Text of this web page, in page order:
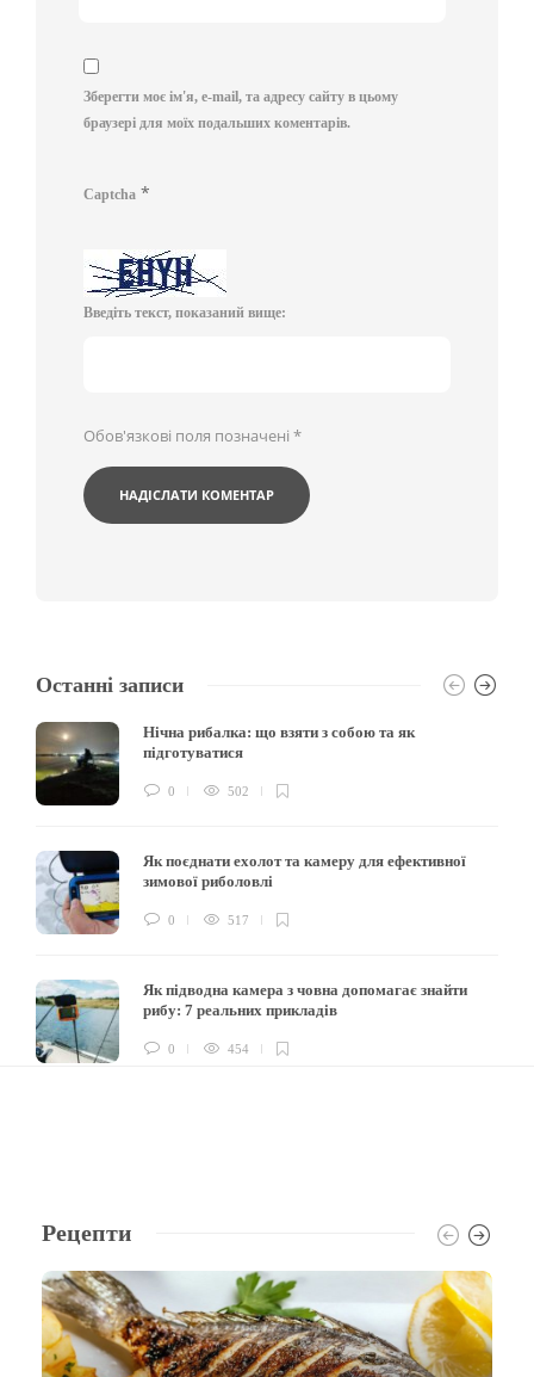
Зберегти моє ім'я, e-mail, та адресу сайту в цьому
браузері для моїх подальших коментарів.
Captcha *
Введіть текст, показаний вище:
Обов'язкові поля позначені *
Останні записи
Нічна рибалка: що взяти з собою та як
підготуватися
0 502
Як поєднати ехолот та камеру для ефективної
зимової риболовлі
0 517
Як підводна камера з човна допомагає знайти
рибу: 7 реальних прикладів
0 454
Рецепти